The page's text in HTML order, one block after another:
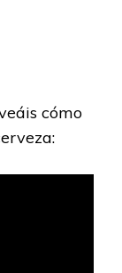
cómo